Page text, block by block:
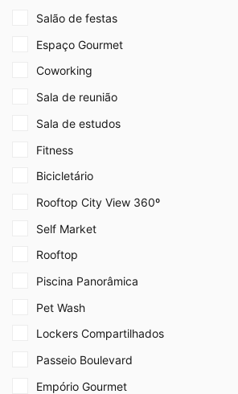
Salão de festas
Espaço Gourmet
Coworking
Sala de reunião
Sala de estudos
Fitness
Bicicletário
Rooftop City View 360º
Self Market
Rooftop
Piscina Panorâmica
Pet Wash
Lockers Compartilhados
Passeio Boulevard
Empório Gourmet